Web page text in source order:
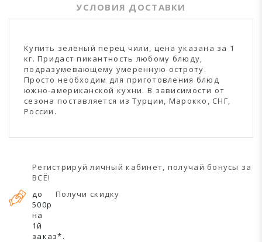
УСЛОВИЯ ДОСТАВКИ
Купить зеленый перец чили, цена указана за 1
кг. Придаст пикантность любому блюду,
подразумевающему умеренную остроту.
Просто необходим для приготовления блюд
южно-американской кухни. В зависимости от
сезона поставляется из Турции, Марокко, СНГ,
России.
Регистрируй личный кабинет, получай бонусы за
ВСЁ!
Получи скидку
до
500р
на
1й
заказ*.